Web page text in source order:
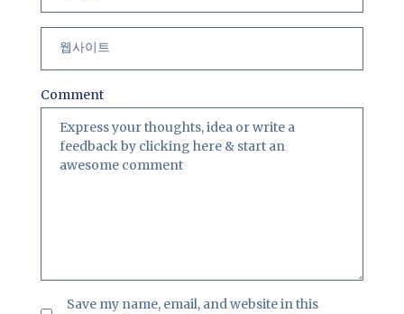
Comment
Save my name, email, and website in this